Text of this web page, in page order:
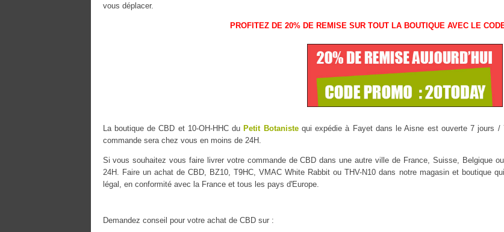
vous déplacer.
PROFITEZ DE 20% DE REMISE SUR TOUT LA BOUTIQUE AVEC LE
La boutique de CBD et 10-OH-HHC du Petit Botanistequi expédie à Fayet dans le Aisne est ouverte 7 jours
commande sera chez vous en moins de 24H.
Si vous souhaitez vous faire livrer votre commande de CBD dans une autre ville de France, Suisse, Belgique
24H. Faire un achat de CBD, BZ10, T9HC, VMAC White Rabbit ou THV-N10 dans notre magasin et boutique
légal, en conformité avec la France et tous les pays d'Europe.
Demandez conseil pour votre achat de CBD sur :